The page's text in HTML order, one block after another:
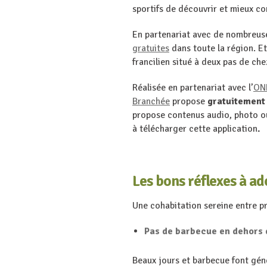
sportifs de découvrir et mieux
En partenariat avec de
gratuites dans toute la région.
francilien situé à deux pas de
Réalisée en partenariat avec l’
Branchée propose gratuitement
propose contenus audio, photo
à télécharger cette application.
Les bons réflexes à
Une cohabitation sereine entre
Pas de barbecue en
Beaux jours et barbecue font